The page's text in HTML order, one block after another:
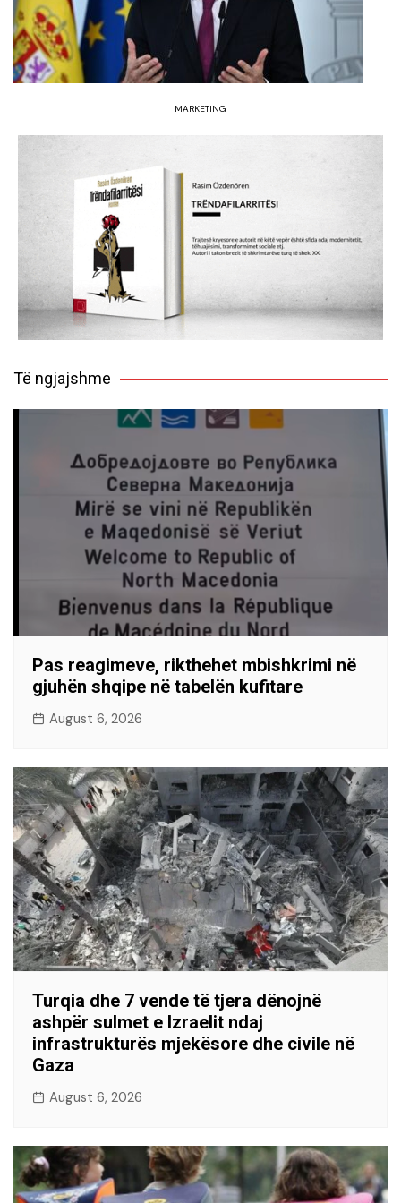
MARKETING
Të ngjajshme
Pas reagimeve, rikthehet mbishkrimi në
gjuhën shqipe në tabelën kufitare
August 6, 2026
Turqia dhe 7 vende të tjera dënojnë
ashpër sulmet e Izraelit ndaj
infrastrukturës mjekësore dhe civile në
Gaza
August 6, 2026